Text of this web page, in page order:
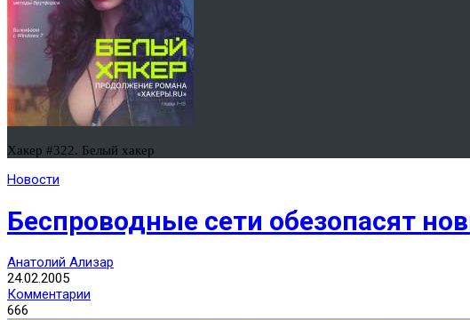
Хакер #322. Белый хакер
Новости
Беспроводные сети обезопасят
Анатолий Ализар
24.02.2005
Комментарии
666